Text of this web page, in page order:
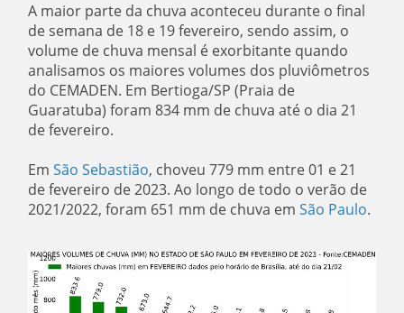
A maior parte da chuva aconteceu durante o final
de semana de 18 e 19 fevereiro, sendo assim, o
volume de chuva mensal é exorbitante quando
analisamos os maiores volumes dos pluviômetros
do CEMADEN. Em Bertioga/SP (Praia de
Guaratuba) foram 834 mm de chuva até o dia 21
de fevereiro.
EmSão Sebastião, choveu 779 mm entre 01 e 21
de fevereiro de 2023. Ao longo de todo o verão de
2021/2022, foram 651 mm de chuva emSão Paulo.